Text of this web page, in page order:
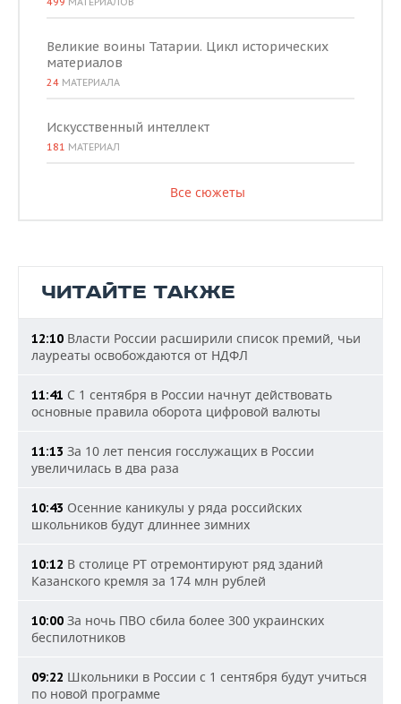
Великие воины Татарии. Цикл исторических
материалов
24 МАТЕРИАЛА
Искусственный интеллект
181 МАТЕРИАЛ
Все сюжеты
ЧИТАЙТЕ ТАКЖЕ
12:10 Власти России расширили список премий, чьи
лауреаты освобождаются от НДФЛ
11:41 С 1 сентября в России начнут действовать
основные правила оборота цифровой валюты
11:13 За 10 лет пенсия госслужащих в России
увеличилась в два раза
10:43 Осенние каникулы у ряда российских
школьников будут длиннее зимних
10:12 В столице РТ отремонтируют ряд зданий
Казанского кремля за 174 млн рублей
10:00 За ночь ПВО сбила более 300 украинских
беспилотников
09:22 Школьники в России с 1 сентября будут учиться
по новой программе